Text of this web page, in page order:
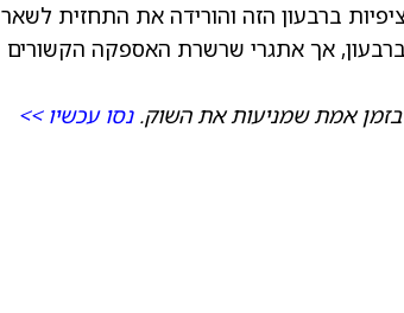
ברבעון הזה והורידה את התחזית לשאר
אך אתגרי שרשרת האספקה הקשורים
בזמן אמת שמניעות את השוק.נסו עכשיו >>